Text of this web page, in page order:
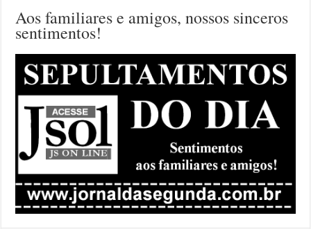
Aos familiares e amigos, nossos sinceros
sentimentos!